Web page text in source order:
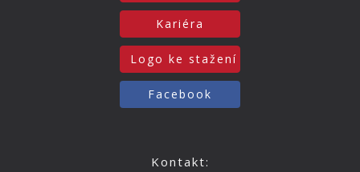
Kariéra
Logo ke stažení
Facebook
Kontakt: